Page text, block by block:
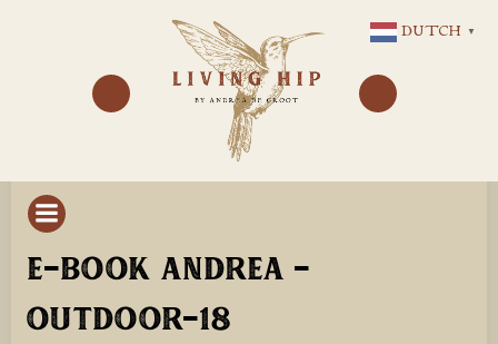
NAAR
DE
INHOUD
E-BOOK ANDREA –
OUTDOOR-18
DUTCH ▼